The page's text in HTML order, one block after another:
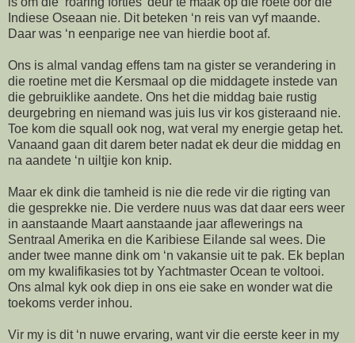
Indiese Oseaan nie. Dit beteken ‘n reis van vyf maande.
Daar was ‘n eenparige nee van hierdie boot af.
Ons is almal vandag effens tam na gister se verandering in
die roetine met die Kersmaal op die middagete instede van
die gebruiklike aandete. Ons het die middag baie rustig
deurgebring en niemand was juis lus vir kos gisteraand nie.
Toe kom die squall ook nog, wat veral my energie getap het.
Vanaand gaan dit darem beter nadat ek deur die middag en
na aandete ‘n uiltjie kon knip.
Maar ek dink die tamheid is nie die rede vir die rigting van
die gesprekke nie. Die verdere nuus was dat daar eers weer
in aanstaande Maart aanstaande jaar aflewerings na
Sentraal Amerika en die Karibiese Eilande sal wees. Die
ander twee manne dink om ‘n vakansie uit te pak. Ek beplan
om my kwalifikasies tot by Yachtmaster Ocean te voltooi.
Ons almal kyk ook diep in ons eie sake en wonder wat die
toekoms verder inhou.
Vir my is dit ‘n nuwe ervaring, want vir die eerste keer in my